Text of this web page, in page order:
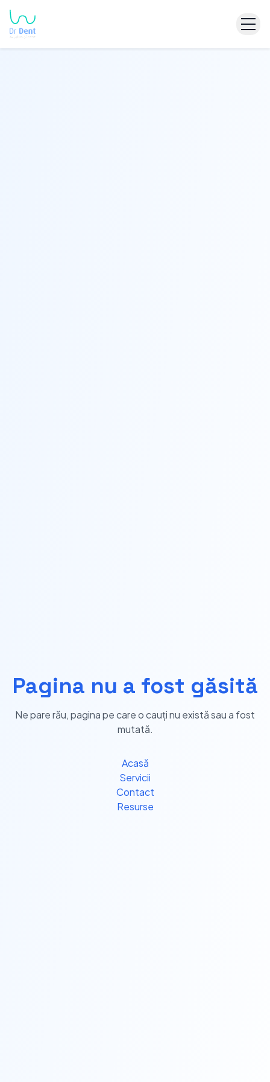
Pagina nu a fost găsită
Ne pare rău, pagina pe care o cauți nu există sau a fost
mutată.
Acasă
Servicii
Contact
Resurse